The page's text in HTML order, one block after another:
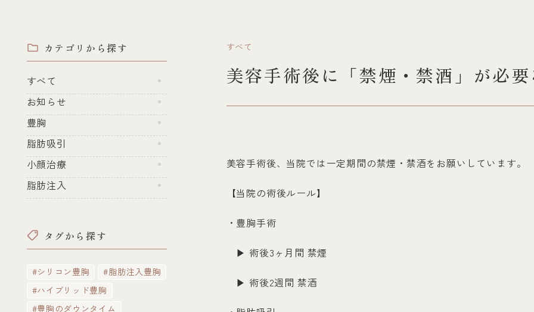
すべて
美容手術後に「禁煙・禁酒」が必
美容手術後、当院では一定期間の禁煙・禁酒をお願いしています。
【当院の術後ルール】
・豊胸手術
▶ 術後3ヶ月間 禁煙
▶ 術後2週間 禁酒
カテゴリから探す
すべて
お知らせ
豊胸
脂肪吸引
小顔治療
脂肪注入
タグから探す
#シリコン豊胸
#脂肪注入豊胸
#ハイブリッド豊胸
#豊胸のダウンタイム